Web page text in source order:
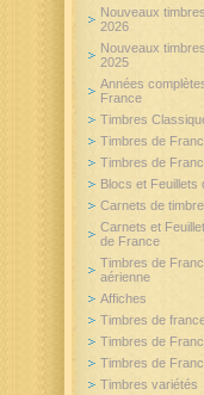
Nouveaux
2026
Nouveaux
2025
Années
France
Timbres
Timbres de
Timbres de
Blocs et Feuillets
Carnets de
Carnets et
de France
Timbres de
aérienne
Affiches
Timbres de
Timbres de
Timbres de
Timbres variétés